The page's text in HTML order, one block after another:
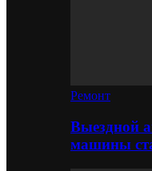
Ремонт
Выездной
машины